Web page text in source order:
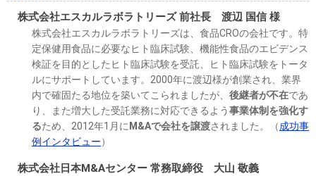
株式会社エスカルラボラトリーズ 前社長 渡辺 国信 様
株式会社エスカルラボラトリーズは、食品CROの会社です。特
定保健用食品に必要なヒト臨床試験、機能性食品のエビデンス
検証を目的としたヒト臨床試験を受託、ヒト臨床試験をトータ
ルにサポートしています。2000年に渡辺様が創業され、業界
内で確固たる地位を築いてこられましたが、 後継者が不在であ
り、また増大した受託業務に対応できるよう事業体制を強化す
るため、2012年1月に M&Aで会社を譲渡されました。（成功事
例インタビュー）
株式会社日本M&Aセンター 常務取締役 大山 敬義